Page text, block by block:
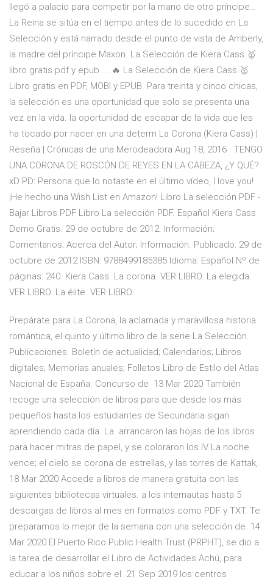
llegó a palacio para competir por la mano de otro príncipe…
La Reina se sitúa en el tiempo antes de lo sucedido en La
Selección y está narrado desde el punto de vista de Amberly,
la madre del príncipe Maxon. La Selección de Kiera Cass 🥇
libro gratis pdf y epub ... 🔥 La Selección de Kiera Cass 🥇
Libro gratis en PDF, MOBI y EPUB. Para treinta y cinco chicas,
la selección es una oportunidad que solo se presenta una
vez en la vida. la oportunidad de escapar de la vida que les
ha tocado por nacer en una determ La Corona (Kiera Cass) |
Reseña | Crónicas de una Merodeadora Aug 18, 2016 · TENGO
UNA CORONA DE ROSCÓN DE REYES EN LA CABEZA, ¿Y QUÉ?
xD PD: Persona que lo notaste en el último vídeo, I love you!
¡He hecho una Wish List en Amazon! Libro La selección PDF -
Bajar Libros PDF Libro La selección PDF. Español Kiera Cass
Demo Gratis. 29 de octubre de 2012. Información;
Comentarios; Acerca del Autor; Información. Publicado: 29 de
octubre de 2012 ISBN: 9788499185385 Idioma: Español Nº de
páginas: 240. Kiera Cass. La corona. VER LIBRO. La elegida.
VER LIBRO. La élite. VER LIBRO.
Prepárate para La Corona, la aclamada y maravillosa historia
romántica, el quinto y último libro de la serie La Selección.
Publicaciones. Boletín de actualidad; Calendarios; Libros
digitales; Memorias anuales; Folletos Libro de Estilo del Atlas
Nacional de España. Concurso de 13 Mar 2020 También
recoge una selección de libros para que desde los más
pequeños hasta los estudiantes de Secundaria sigan
aprendiendo cada día. La arrancaron las hojas de los libros
para hacer mitras de papel, y se coloraron los IV La noche
vence; el cielo se corona de estrellas, y las torres de Kattak,.
18 Mar 2020 Accede a libros de manera gratuita con las
siguientes bibliotecas virtuales. a los internautas hasta 5
descargas de libros al mes en formatos como PDF y TXT. Te
preparamos lo mejor de la semana con una selección de 14
Mar 2020 El Puerto Rico Public Health Trust (PRPHT), se dio a
la tarea de desarrollar el Libro de Actividades Achú, para
educar a los niños sobre el 21 Sep 2019 los centros